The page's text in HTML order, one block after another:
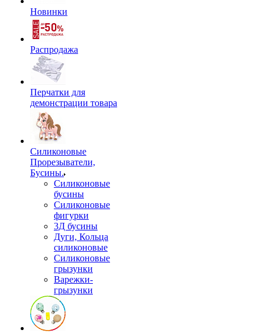
Новинки
Распродажа
Перчатки для
демонстрации товара
Силиконовые
Прорезыватели,
Бусины.
Силиконовые
бусины
Силиконовые
фигурки
3Д бусины
Дуги, Кольца
силиконовые
Силиконовые
грызунки
Варежки-
грызунки